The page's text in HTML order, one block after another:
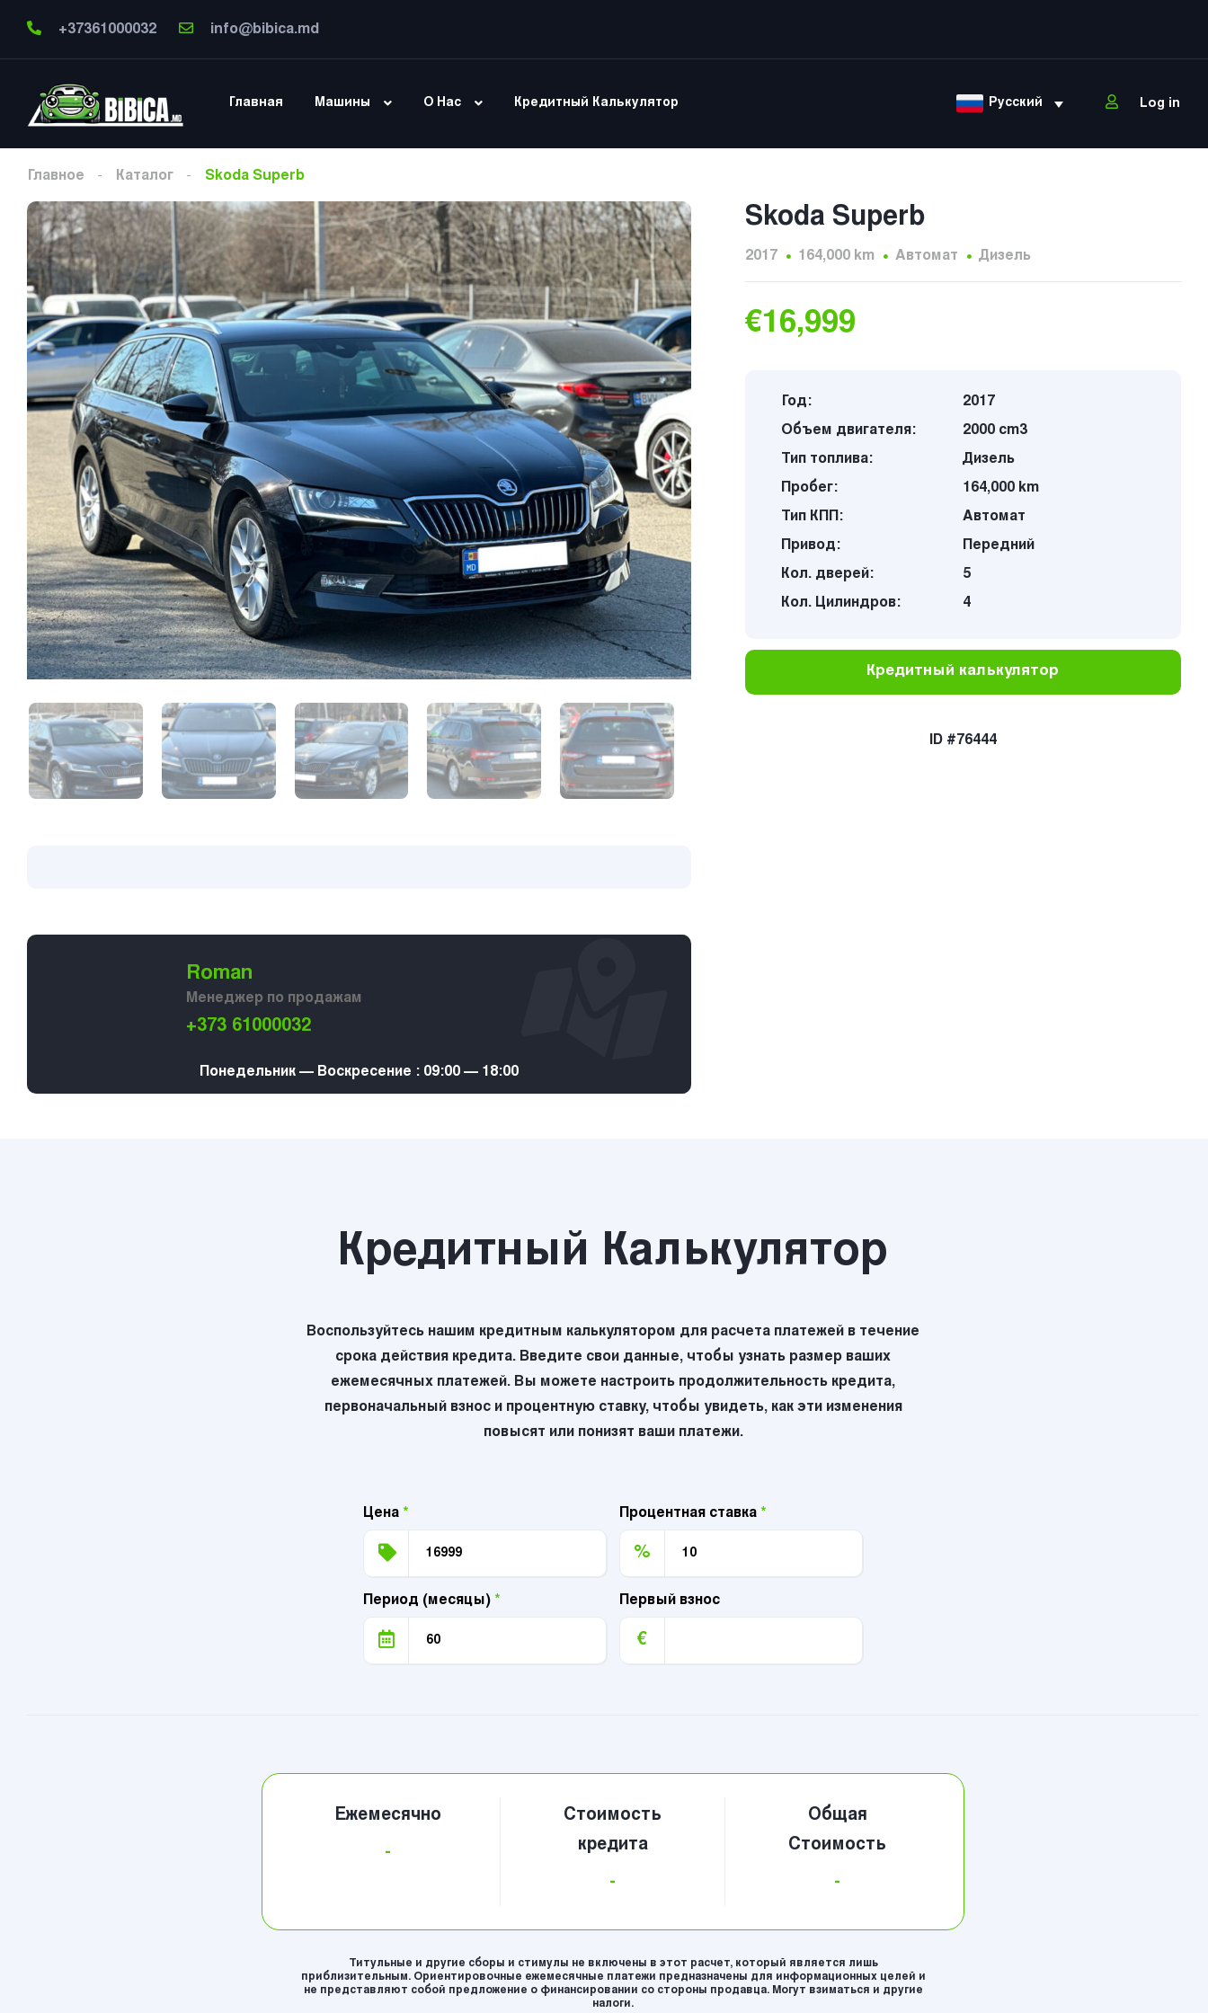
+37361000032 info@bibica.md
Главная Машины О Нас Кредитный Калькулятор Русский Log in
Главное Каталог Skoda Superb
Roman
Менеджер по продажам
+373 61000032
Понедельник — Воскресение : 09:00 — 18:00
Skoda Superb
2017 164,000 km Автомат Дизель
€16,999
Год:
2017
Объем двигателя:
2000 cm3
Тип топлива:
Дизель
Пробег:
164,000 km
Тип КПП:
Автомат
Привод:
Передний
Кол. дверей:
5
Кол. Цилиндров:
4
Кредитный калькулятор
ID #76444
Кредитный Калькулятор
Воспользуйтесь нашим кредитным калькулятором для расчета платежей в течение
срока действия кредита. Введите свои данные, чтобы узнать размер ваших
ежемесячных платежей. Вы можете настроить продолжительность кредита,
первоначальный взнос и процентную ставку, чтобы увидеть, как эти изменения
повысят или понизят ваши платежи.
Цена * Процентная ставка *
%
Период (месяцы) * Первый взнос
€
Ежемесячно
-
Стоимость
кредита
-
Общая
Стоимость
-
Титульные и другие сборы и стимулы не включены в этот расчет, который является лишь
приблизительным. Ориентировочные ежемесячные платежи предназначены для информационных целей и
не представляют собой предложение о финансировании со стороны продавца. Могут взиматься и другие
налоги.